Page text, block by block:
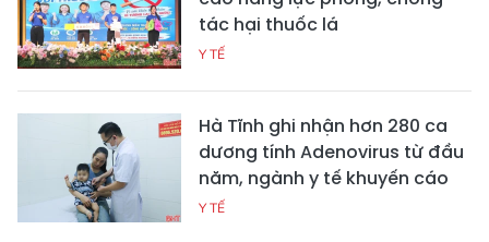
tác hại thuốc lá
Y TẾ
Hà Tĩnh ghi nhận hơn 280 ca
dương tính Adenovirus từ đầu
năm, ngành y tế khuyến cáo
Y TẾ